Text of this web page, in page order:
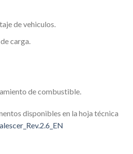
de vehiculos.
carga.
de combustible.
disponibles en la hoja técnica